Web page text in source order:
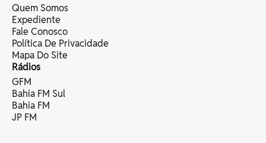
Quem Somos
Expediente
Fale Conosco
Política De Privacidade
Mapa Do Site
Rádios
GFM
Bahia FM Sul
Bahia FM
JP FM